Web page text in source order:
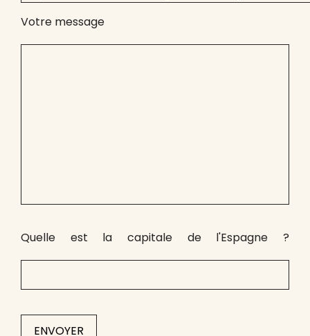
Votre message
Quelle est la capitale de l'Espagne ?